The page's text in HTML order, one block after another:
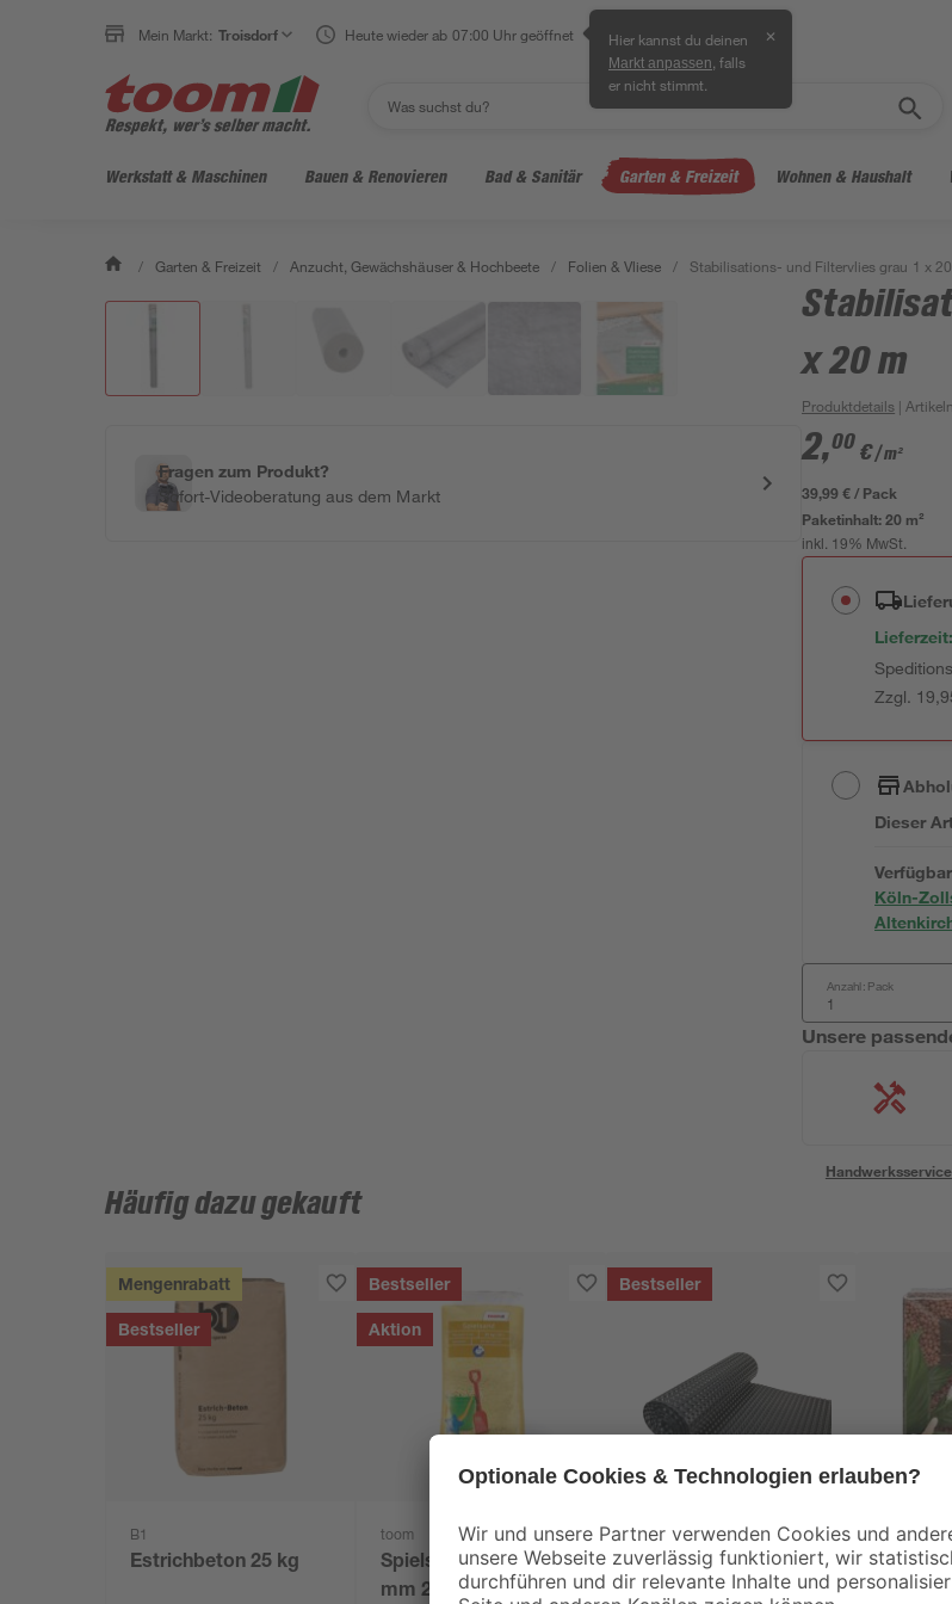
Mein Markt: Troisdorf Heute wieder ab 07:00 Uhr geöffnet Hier kannst du deinen
Markt anpassen , falls
er nicht stimmt.
✕
Werkstatt & Maschinen Bauen & Renovieren Bad & Sanitär Garten & Freizeit Wohnen & Haushalt
/ Garten & Freizeit / Anzucht, Gewächshäuser & Hochbeete / Folien & Vliese / Stabilisations- und Filtervlies grau 1 x
Fragen zum Produkt?
Sofort-Videoberatung aus dem Markt
x 20 m
Produktdetails |
2,00 €/ m²
39,99 € / Pack
Paketinhalt:20 m²
inkl. 19% MwSt.
Lieferzeit:
Zzgl.
Dieser
Köln-
Anzahl: Pack
Unsere
Handwerksservice
Häufig dazu gekauft
Mengenrabatt
Bestseller
B1
Estrichbeton 25 kg
Bestseller
Aktion
toom
Spielsand beige 0-2
mm 25 kg
Bestseller
toom
Hochbeet-
Noppenfolie 90 x 650
toom
16 mm